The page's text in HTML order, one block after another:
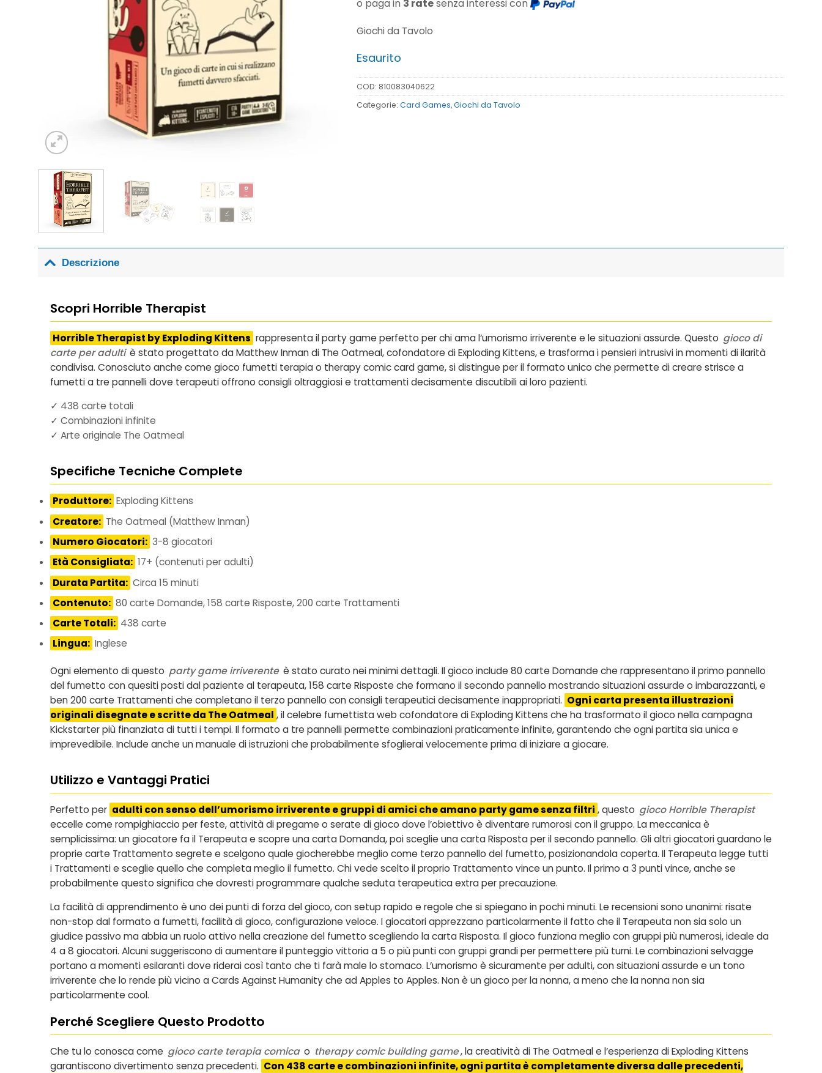
o paga in 3 ratesenza interessi con
Giochi da Tavolo
Esaurito
COD: 810083040622
Categorie: Card Games,Giochi da Tavolo
Descrizione
Scopri Horrible Therapist
Horrible Therapist by Exploding Kittens rappresenta il party game perfetto per chi ama l’umorismo irriverente e le situazioni assurde. Questo gioco di
carte per adulti è stato progettato da Matthew Inman di The Oatmeal, cofondatore di Exploding Kittens, e trasforma i pensieri intrusivi in momenti di ilarità
condivisa. Conosciuto anche come gioco fumetti terapiao therapy comic card game, si distingue per il formato unico che permette di creare strisce a
fumetti a tre pannelli dove terapeuti offrono consigli oltraggiosi e trattamenti decisamente discutibili ai loro pazienti.
✓ 438 carte totali
✓ Combinazioni infinite
✓ Arte originale The Oatmeal
Specifiche Tecniche Complete
Produttore: Exploding Kittens
Creatore: The Oatmeal (Matthew Inman)
Numero Giocatori: 3-8 giocatori
Età Consigliata: 17+ (contenuti per adulti)
Durata Partita: Circa 15 minuti
Contenuto: 80 carte Domande, 158 carte Risposte, 200 carte Trattamenti
Carte Totali: 438 carte
Lingua: Inglese
Ogni elemento di questo party game irriverente è stato curato nei minimi dettagli. Il gioco include 80 carte Domande che rappresentano il primo pannello
del fumetto con quesiti posti dal paziente al terapeuta, 158 carte Risposte che formano il secondo pannello mostrando situazioni assurde o imbarazzanti, e
ben 200 carte Trattamenti che completano il terzo pannello con consigli terapeutici decisamente inappropriati. Ogni carta presenta illustrazioni
originali disegnate e scritte da The Oatmeal , il celebre fumettista web cofondatore di Exploding Kittens che ha trasformato il gioco nella campagna
Kickstarter più finanziata di tutti i tempi. Il formato a tre pannelli permette combinazioni praticamente infinite, garantendo che ogni partita sia unica e
imprevedibile. Include anche un manuale di istruzioni che probabilmente sfoglierai velocemente prima di iniziare a giocare.
Utilizzo e Vantaggi Pratici
Perfetto per adulti con senso dell’umorismo irriverente e gruppi di amici che amano party game senza filtri , questo gioco Horrible Therapist
eccelle come rompighiaccio per feste, attività di pregame o serate di gioco dove l’obiettivo è diventare rumorosi con il gruppo. La meccanica è
semplicissima: un giocatore fa il Terapeuta e scopre una carta Domanda, poi sceglie una carta Risposta per il secondo pannello. Gli altri giocatori guardano le
proprie carte Trattamento segrete e scelgono quale giocherebbe meglio come terzo pannello del fumetto, posizionandola coperta. Il Terapeuta legge tutti
i Trattamenti e sceglie quello che completa meglio il fumetto. Chi vede scelto il proprio Trattamento vince un punto. Il primo a 3 punti vince, anche se
probabilmente questo significa che dovresti programmare qualche seduta terapeutica extra per precauzione.
La facilità di apprendimento è uno dei punti di forza del gioco, con setup rapido e regole che si spiegano in pochi minuti. Le recensioni sono unanimi: risate
non-stop dal formato a fumetti, facilità di gioco, configurazione veloce. I giocatori apprezzano particolarmente il fatto che il Terapeuta non sia solo un
giudice passivo ma abbia un ruolo attivo nella creazione del fumetto scegliendo la carta Risposta. Il gioco funziona meglio con gruppi più numerosi, ideale da
4 a 8 giocatori. Alcuni suggeriscono di aumentare il punteggio vittoria a 5 o più punti con gruppi grandi per permettere più turni. Le combinazioni selvagge
portano a momenti esilaranti dove riderai così tanto che ti farà male lo stomaco. L’umorismo è sicuramente per adulti, con situazioni assurde e un tono
irriverente che lo rende più vicino a Cards Against Humanity che ad Apples to Apples. Non è un gioco per la nonna, a meno che la nonna non sia
particolarmente cool.
Perché Scegliere Questo Prodotto
Che tu lo conosca come gioco carte terapia comica o therapy comic building game, la creatività di The Oatmeal e l’esperienza di Exploding Kittens
garantiscono divertimento senza precedenti. Con 438 carte e combinazioni infinite, ogni partita è completamente diversa dalle precedenti,